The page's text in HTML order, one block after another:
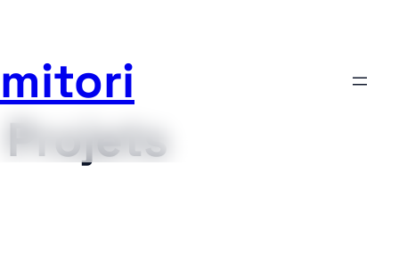
Aller
contenu
mitori
Projets